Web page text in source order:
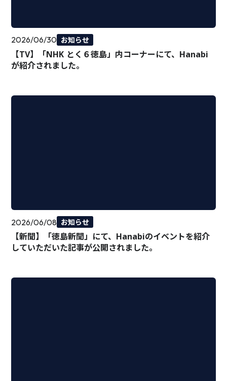
2026/06/30 お知らせ
【TV】「NHK とく６徳島」内コーナーにて、Hanabi
が紹介されました。
2026/06/08 お知らせ
【新聞】「徳島新聞」にて、Hanabiのイベントを紹介
していただいた記事が公開されました。